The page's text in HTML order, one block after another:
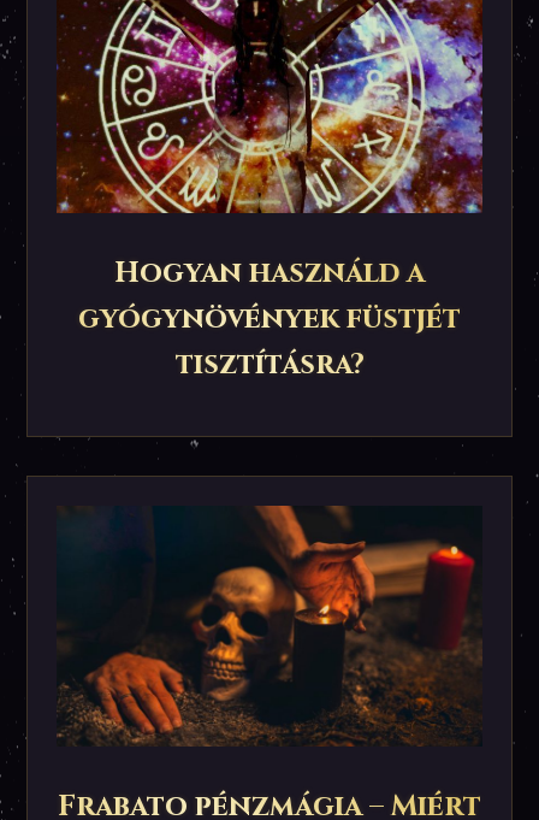
Hogyan használd a
gyógynövények füstjét
tisztításra?
Frabato pénzmágia – Miért